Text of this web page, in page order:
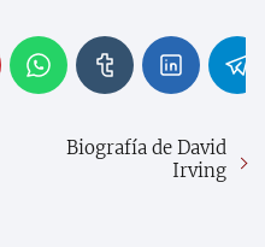
Biografía de David
Irving